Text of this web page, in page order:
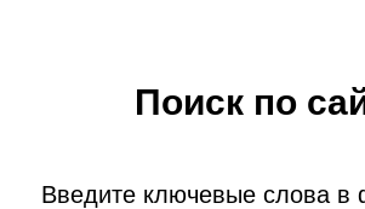
Поиск по
Введите ключевые слова в